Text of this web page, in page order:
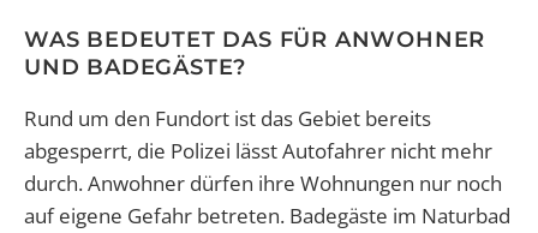
WAS BEDEUTET DAS FÜR ANWOHNER
UND BADEGÄSTE?
Rund um den Fundort ist das Gebiet bereits
abgesperrt, die Polizei lässt Autofahrer nicht mehr
durch. Anwohner dürfen ihre Wohnungen nur noch
auf eigene Gefahr betreten. Badegäste im Naturbad